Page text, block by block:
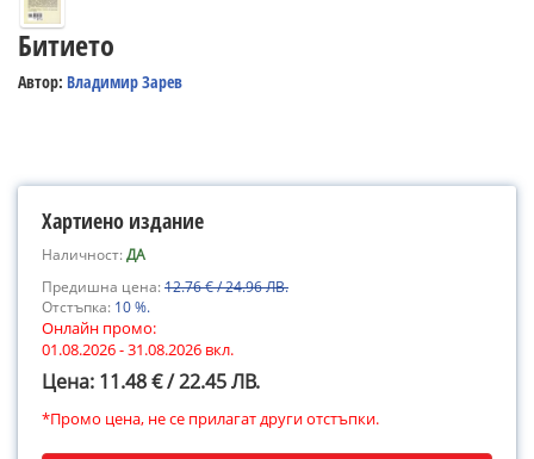
Битието
Автор: Владимир Зарев
Хартиено издание
Наличност:ДА
Предишна цена:12.76 € / 24.96 ЛВ.
Отстъпка: 10 %.
Онлайн промо:
01.08.2026 - 31.08.2026 вкл.
Цена: 11.48 € / 22.45 ЛВ.
*Промо цена, не се прилагат други отстъпки.